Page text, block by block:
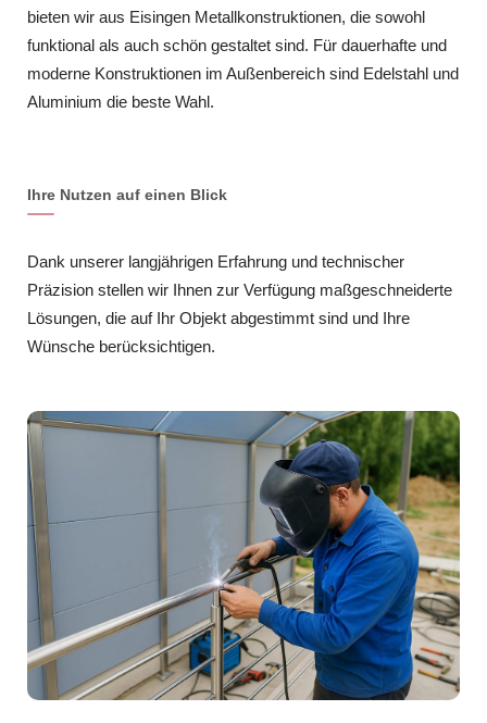
bieten wir aus Eisingen Metallkonstruktionen, die sowohl
funktional als auch schön gestaltet sind. Für dauerhafte und
moderne Konstruktionen im Außenbereich sind Edelstahl und
Aluminium die beste Wahl.
Ihre Nutzen auf einen Blick
Dank unserer langjährigen Erfahrung und technischer
Präzision stellen wir Ihnen zur Verfügung maßgeschneiderte
Lösungen, die auf Ihr Objekt abgestimmt sind und Ihre
Wünsche berücksichtigen.